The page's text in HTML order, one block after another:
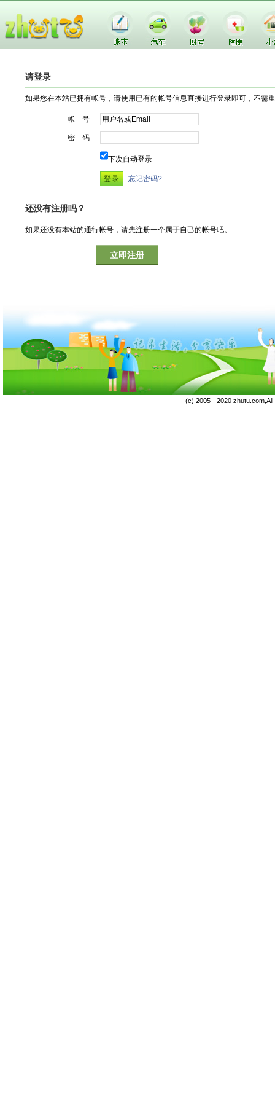
请登录
如果您在本站已拥有帐号，请使用已有的帐号信息直接进行登录即可，不需
帐 号
密 码
下次自动登录
忘记密码?
还没有注册吗？
如果还没有本站的通行帐号，请先注册一个属于自己的帐号吧。
立即注册
(c) 2005 - 2020